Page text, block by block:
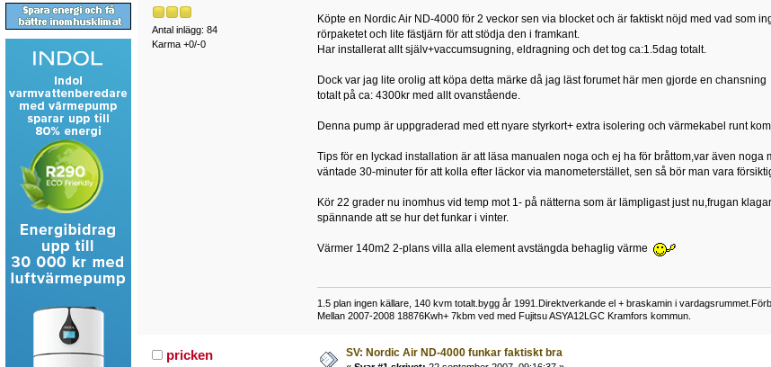
Antal inlägg: 84
Karma +0/-0
Köpte en Nordic Air ND-4000 för 2 veckor sen via blocket och är faktiskt nöjd med vad som
rörpaketet och lite fästjärn för att stödja den i framkant.
Har installerat allt själv+vaccumsugning, eldragning och det tog ca:1.5dag totalt.
Dock var jag lite orolig att köpa detta märke då jag läst forumet här men gjorde en
totalt på ca: 4300kr med allt ovanstående.
Denna pump är uppgraderad med ett nyare styrkort+ extra isolering och värmekabel runt
Tips för en lyckad installation är att läsa manualen noga och ej ha för bråttom,var även noga
väntade 30-minuter för att kolla efter läckor via manometerstället, sen så bör man vara
Kör 22 grader nu inomhus vid temp mot 1- på nätterna som är lämpligast just nu,frugan
spännande att se hur det funkar i vinter.
Värmer 140m2 2-plans villa alla element avstängda behaglig värme
1.5 plan ingen källare, 140 kvm totalt.bygg år 1991.Direktverkande el + braskamin i
Mellan 2007-2008 18876Kwh+ 7kbm ved med Fujitsu ASYA12LGC Kramfors kommun.
pricken SV: Nordic Air ND-4000 funkar faktiskt bra